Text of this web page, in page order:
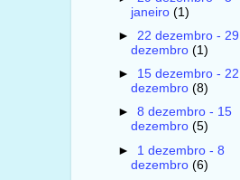
janeiro (1)
► 22 dezembro - 29
dezembro (1)
► 15 dezembro - 22
dezembro (8)
► 8 dezembro - 15
dezembro (5)
► 1 dezembro - 8
dezembro (6)